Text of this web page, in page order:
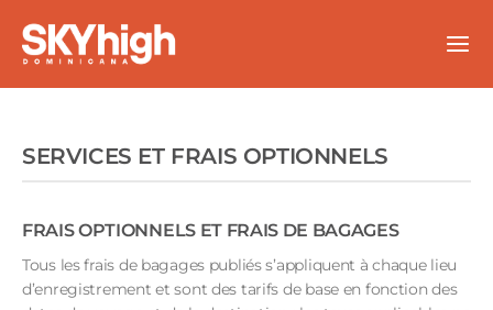
contenu
SERVICES ET FRAIS OPTIONNELS
FRAIS OPTIONNELS ET FRAIS DE BAGAGES
Tous les frais de bagages publiés s’appliquent à chaque lieu
d’enregistrement et sont des tarifs de base en fonction des